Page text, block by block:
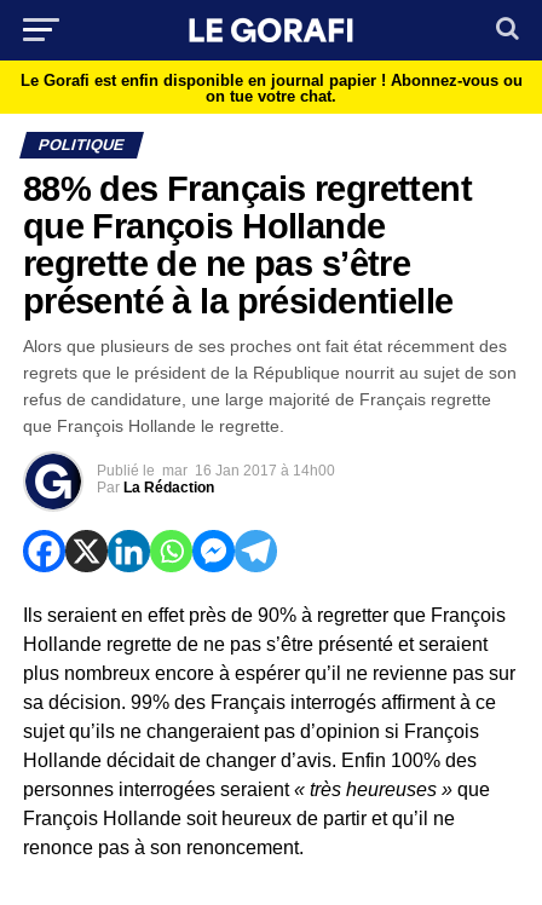
Le Gorafi est enfin disponible en journal papier ! Abonnez-vous ou
on tue votre chat.
POLITIQUE
88% des Français regrettent
que François Hollande
regrette de ne pas s’être
présenté à la présidentielle
Alors que plusieurs de ses proches ont fait état récemment des
regrets que le président de la République nourrit au sujet de son
refus de candidature, une large majorité de Français regrette
que François Hollande le regrette.
Publié le mar 16 Jan 2017 à 14h00
Par La Rédaction
Ils seraient en effet près de 90% à regretter que François
Hollande regrette de ne pas s’être présenté et seraient
plus nombreux encore à espérer qu’il ne revienne pas sur
sa décision. 99% des Français interrogés affirment à ce
sujet qu’ils ne changeraient pas d’opinion si François
Hollande décidait de changer d’avis. Enfin 100% des
personnes interrogées seraient« très heureuses »que
François Hollande soit heureux de partir et qu’il ne
renonce pas à son renoncement.